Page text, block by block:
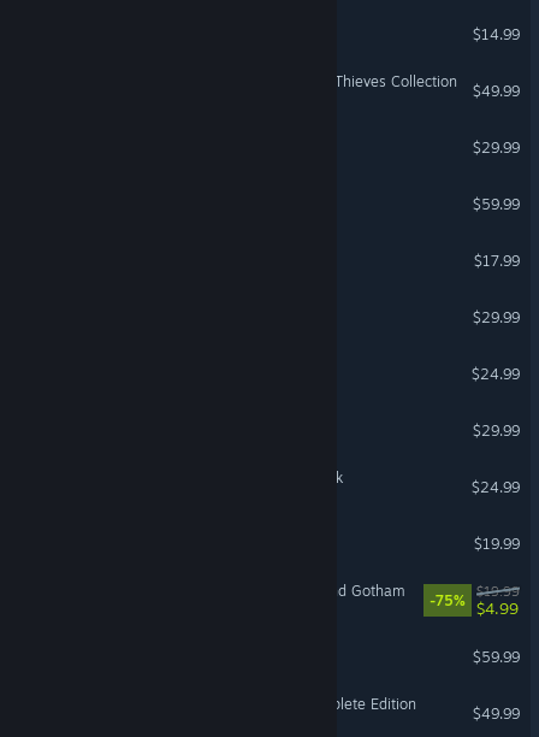
$14.99
UNCHARTED™: Legacy of Thieves Collection
$49.99
$29.99
$59.99
$17.99
$29.99
$24.99
$29.99
F1® 25: 2026 Season Pack
$24.99
$19.99
LEGO® Batman™ 3: Beyond Gotham
-75%
$19.99
$4.99
$59.99
Horizon Zero Dawn™ Complete Edition
$49.99